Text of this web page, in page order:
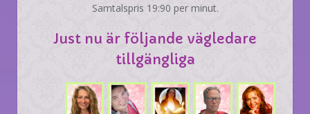
Samtalspris 19:90 per minut.
Just nu är följande vägledare
tillgängliga